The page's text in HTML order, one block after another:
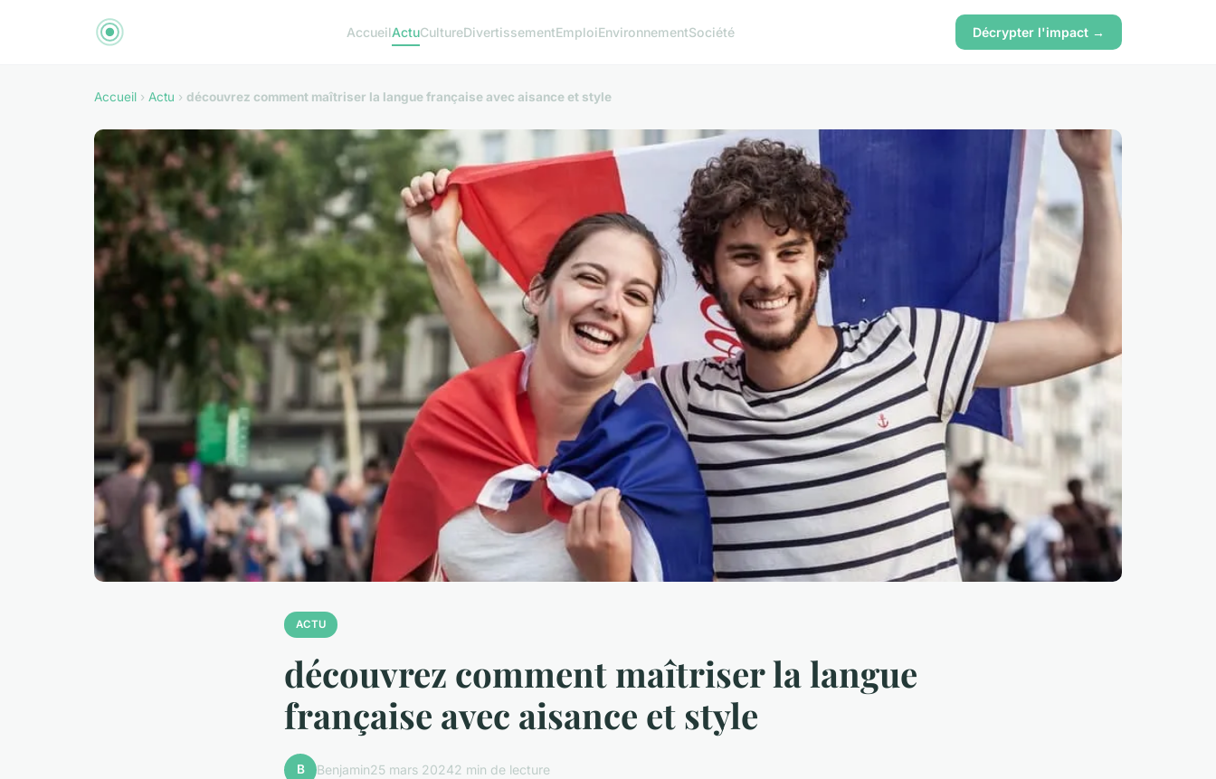
AccueilActuCultureDivertissementEmploiEnvironnementSociété Décrypter l'impact →
Accueil › Actu › découvrez comment maîtriser la langue française avec aisance et style
ACTU
découvrez comment maîtriser la langue
française avec aisance et style
B Benjamin25 mars 20242 min de lecture